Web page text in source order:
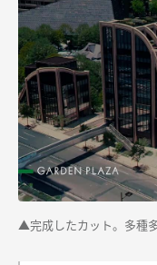
▲完成したカット。多種